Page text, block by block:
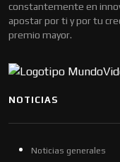
constantemente en
apostar por ti y por tu
premio mayor.
NOTICIAS
Noticias generales